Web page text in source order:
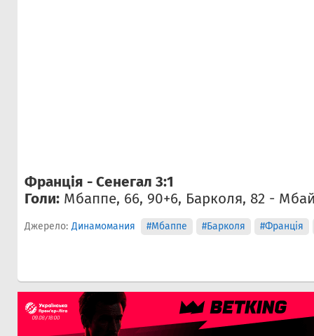
Франція - Сенегал 3:1
Голи: Мбаппе, 66, 90+6, Барколя, 82 -
Джерело: Динамомания #Мбаппе #Барколя #Франція